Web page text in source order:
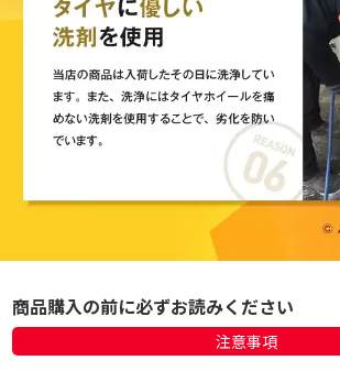
商品購入の前に必ずお読みください
注意事項